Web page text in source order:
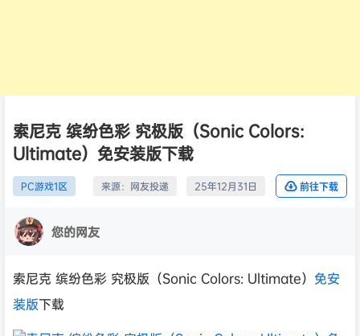
索尼克 缤纷色彩 究极版（Sonic Colors:
Ultimate）免安装版下载
PC游戏1区 来源： 网友投递 25年12月31日 前往下载
您的网友
索尼克 缤纷色彩 究极版（Sonic Colors: Ultimate） 免安
装版下载